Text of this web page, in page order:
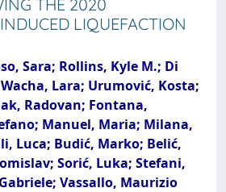
THE 2020
LIQUEFACTION
Sara; Rollins, Kyle M.; Di
Lara; Urumović, Kosta;
Radovan; Fontana,
Manuel, Maria; Milana,
Luca; Budić, Marko; Belić,
Sorić, Luka; Stefani,
Vassallo, Maurizio